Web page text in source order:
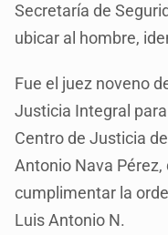
Secretaría de
ubicar al hombre,
Fue el juez noveno
Justicia Integral
Centro de Justicia
Antonio Nava
cumplimentar la
Luis Antonio N.